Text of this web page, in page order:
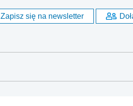
Zapisz się na newsletter